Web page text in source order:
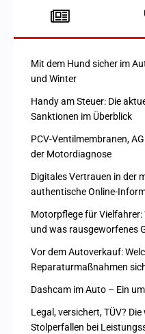
Mit dem Hund sicher im
und Winter
Handy am Steuer: Die
Sanktionen im Überblick
PCV-Ventilmembranen,
der Motordiagnose
Digitales Vertrauen in der
authentische Online-
Motorpflege für
und was rausgeworfenes
Vor dem Autoverkauf:
Reparaturmaßnahmen
Dashcam im Auto – Ein
Legal, versichert, TÜV?
Stolperfallen bei